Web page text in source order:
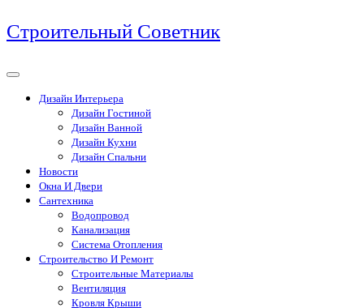
Перейти
к
Строительный Советник
Дизайн Интерьера
Дизайн Гостиной
Дизайн Ванной
Дизайн Кухни
Дизайн Спальни
Новости
Окна И Двери
Сантехника
Водопровод
Канализация
Система Отопления
Строительство И Ремонт
Строительные Материалы
Вентиляция
Кровля Крыши